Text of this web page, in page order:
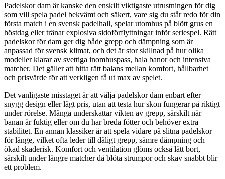
Padelskor dam är kanske den enskilt viktigaste utrustningen för dig
som vill spela padel bekvämt och säkert, vare sig du står redo för din
första match i en svensk padelhall, spelar utomhus på blött grus en
höstdag eller tränar explosiva sidoförflyttningar inför seriespel. Rätt
padelskor för dam ger dig både grepp och dämpning som är
anpassad för svensk klimat, och det är stor skillnad på hur olika
modeller klarar av svettiga inomhuspass, hala banor och intensiva
matcher. Det gäller att hitta rätt balans mellan komfort, hållbarhet
och prisvärde för att verkligen få ut max av spelet.
Det vanligaste misstaget är att välja padelskor dam enbart efter
snygg design eller lågt pris, utan att testa hur skon fungerar på riktigt
under rörelse. Många underskattar vikten av grepp, särskilt när
banan är fuktig eller om du har breda fötter och behöver extra
stabilitet. En annan klassiker är att spela vidare på slitna padelskor
för länge, vilket ofta leder till dåligt grepp, sämre dämpning och
ökad skaderisk. Komfort och ventilation glöms också lätt bort,
särskilt under längre matcher då blöta strumpor och skav snabbt blir
ett problem.